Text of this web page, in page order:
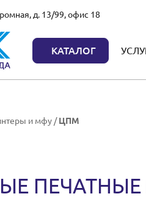
д. 13/99, офис 18
КАТАЛОГ
и мфу /ЦПМ